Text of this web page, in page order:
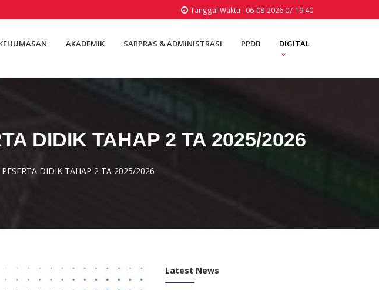
Tanggal Waktu : 06-08-2026 07:19:40
AKADEMIK SARPRAS & ADMINISTRASI PPDB DIGITAL
DIDIK TAHAP 2 TA 2025/2026
DIDIK TAHAP 2 TA 2025/2026
Latest News